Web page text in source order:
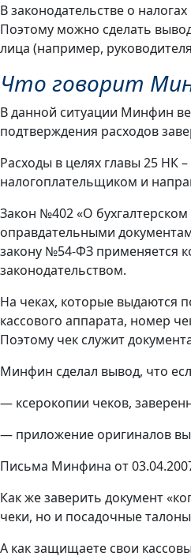
В законодательстве о
Поэтому можно сделать
лица (например,
Что говорит
В данной ситуации Минфин
подтверждения расходов
Расходы в целях главы 25 НК
налогоплательщиком и
Закон №402 «О
оправдательными
закону №54-ФЗ применяется
законодательством.
На чеках, которые выдаются
кассового аппарата, номер
Поэтому чек служит
Минфин сделал вывод, что
— ксерокопии чеков,
— приложение оригиналов
Письма Минфина от
Как же заверить документ
чеки, но и посадочные
А как защищаете свои